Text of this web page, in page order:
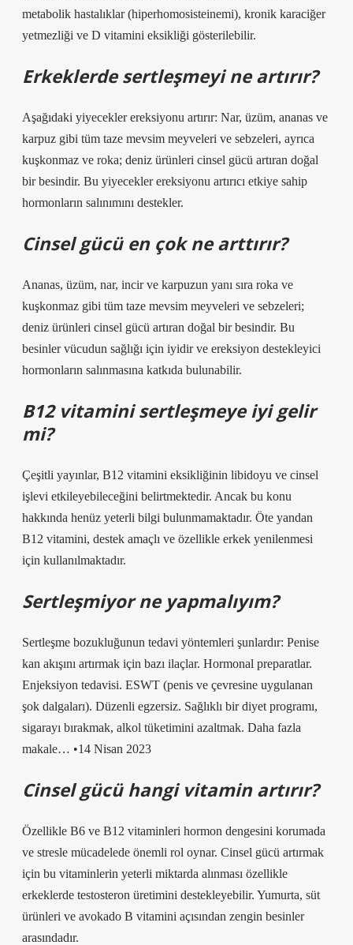
metabolik hastalıklar (hiperhomosisteinemi), kronik karaciğer
yetmezliği ve D vitamini eksikliği gösterilebilir.
Erkeklerde sertleşmeyi ne artırır?
Aşağıdaki yiyecekler ereksiyonu artırır: Nar, üzüm, ananas ve
karpuz gibi tüm taze mevsim meyveleri ve sebzeleri, ayrıca
kuşkonmaz ve roka; deniz ürünleri cinsel gücü artıran doğal
bir besindir. Bu yiyecekler ereksiyonu artırıcı etkiye sahip
hormonların salınımını destekler.
Cinsel gücü en çok ne arttırır?
Ananas, üzüm, nar, incir ve karpuzun yanı sıra roka ve
kuşkonmaz gibi tüm taze mevsim meyveleri ve sebzeleri;
deniz ürünleri cinsel gücü artıran doğal bir besindir. Bu
besinler vücudun sağlığı için iyidir ve ereksiyon destekleyici
hormonların salınmasına katkıda bulunabilir.
B12 vitamini sertleşmeye iyi gelir
mi?
Çeşitli yayınlar, B12 vitamini eksikliğinin libidoyu ve cinsel
işlevi etkileyebileceğini belirtmektedir. Ancak bu konu
hakkında henüz yeterli bilgi bulunmamaktadır. Öte yandan
B12 vitamini, destek amaçlı ve özellikle erkek yenilenmesi
için kullanılmaktadır.
Sertleşmiyor ne yapmalıyım?
Sertleşme bozukluğunun tedavi yöntemleri şunlardır: Penise
kan akışını artırmak için bazı ilaçlar. Hormonal preparatlar.
Enjeksiyon tedavisi. ESWT (penis ve çevresine uygulanan
şok dalgaları). Düzenli egzersiz. Sağlıklı bir diyet programı,
sigarayı bırakmak, alkol tüketimini azaltmak. Daha fazla
makale… •14 Nisan 2023
Cinsel gücü hangi vitamin artırır?
Özellikle B6 ve B12 vitaminleri hormon dengesini korumada
ve stresle mücadelede önemli rol oynar. Cinsel gücü artırmak
için bu vitaminlerin yeterli miktarda alınması özellikle
erkeklerde testosteron üretimini destekleyebilir. Yumurta, süt
ürünleri ve avokado B vitamini açısından zengin besinler
arasındadır.